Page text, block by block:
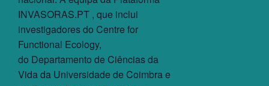
INVASORAS.PT , que inclui
investigadores do Centre for
Functional Ecology,
do Departamento de Ciências da
Vida da Universidade de Coimbra e